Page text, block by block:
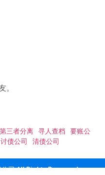
。
第三者分离 寻人查档
要账公
讨债公司 清债公司
司 All Rights Reserved.